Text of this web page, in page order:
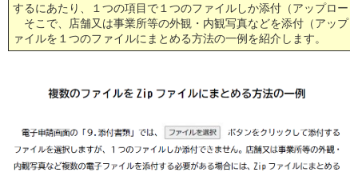
するにあたり、１つの項目で１つのファイルしか添付（アップロー
そこで、店舗又は事業所等の外観・内観写真などを添付（アップ
ァイルを１つのファイルにまとめる方法の一例を紹介します。